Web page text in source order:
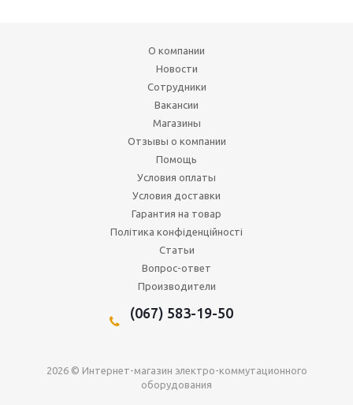
О компании
Новости
Сотрудники
Вакансии
Магазины
Отзывы о компании
Помощь
Условия оплаты
Условия доставки
Гарантия на товар
Політика конфіденційності
Статьи
Вопрос-ответ
Производители
(067) 583-19-50
2026 © Интернет-магазин электро-коммутационного
оборудования